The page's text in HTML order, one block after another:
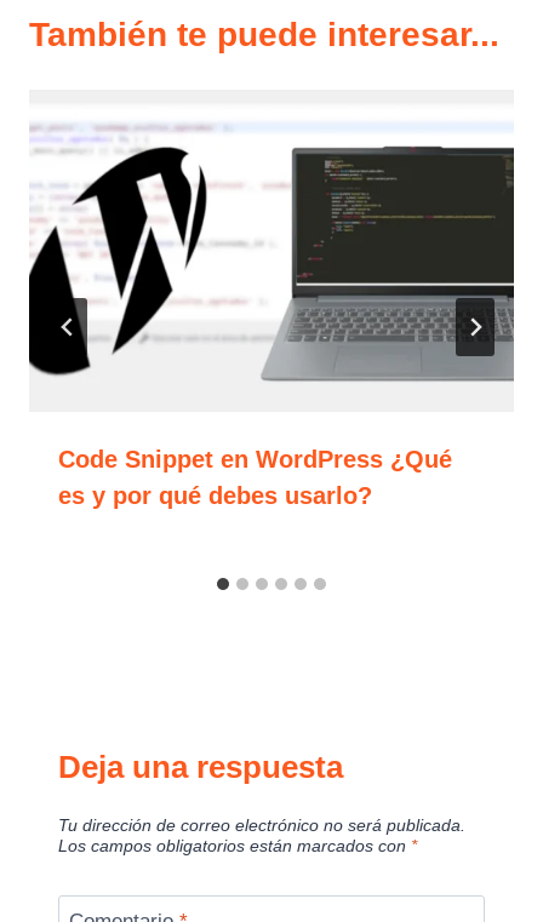
También te puede interesar...
Code Snippet en WordPress ¿Qué
es y por qué debes usarlo?
Deja una respuesta
Tu dirección de correo electrónico no será publicada.
Los campos obligatorios están marcados con *